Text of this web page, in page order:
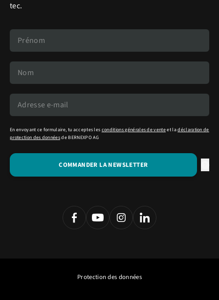
tec.
En envoyant ce formulaire, tu acceptes les conditions générales de venteet ladéclaration de
protection des donnéesde BERNEXPO AG
Protection des données